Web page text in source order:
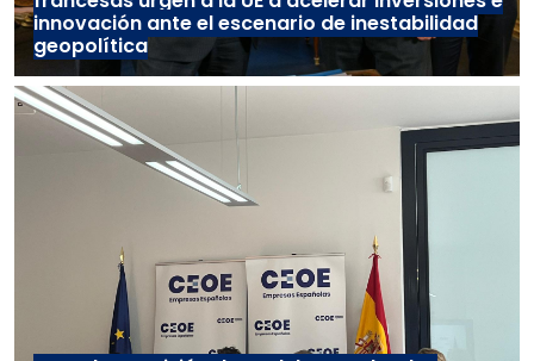
innovación ante el escenario de inestabilidad
geopolítica